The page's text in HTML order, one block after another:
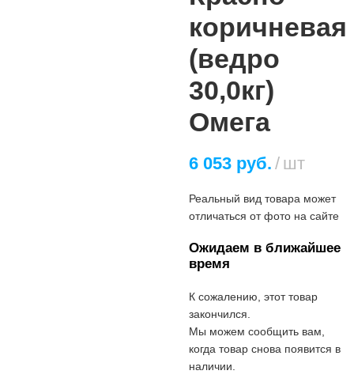
коричневая
(ведро
30,0кг)
Омега
6 053руб. шт
Реальный вид товара может
отличаться от фото на сайте
Ожидаем в ближайшее
время
К сожалению, этот товар
закончился.
Мы можем сообщить вам,
когда товар снова появится в
наличии.